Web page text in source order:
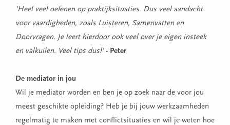
'Heel veel oefenen op praktijksituaties. Dus veel aandacht
voor vaardigheden, zoals Luisteren, Samenvatten en
Doorvragen. Je leert hierdoor ook veel over je eigen insteek
en valkuilen. Veel tips dus!'- Peter
De mediator in jou
Wil je mediator worden en ben je op zoek naar de voor jou
meest geschikte opleiding? Heb je bij jouw werkzaamheden
regelmatig te maken met conflictsituaties en wil je weten hoe